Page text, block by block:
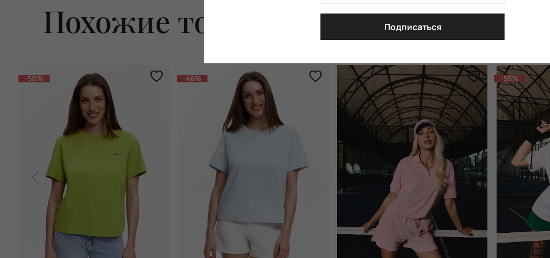
Похожие товары
-50% -46% -55%
Подписаться